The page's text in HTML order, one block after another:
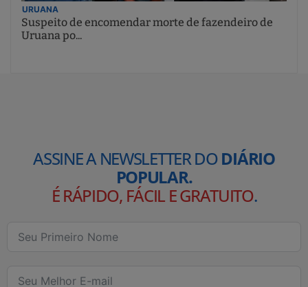
URUANA
Suspeito de encomendar morte de fazendeiro de
Uruana po...
ASSINE A NEWSLETTER DODIÁRIO
POPULAR.
É RÁPIDO, FÁCIL E GRATUITO.